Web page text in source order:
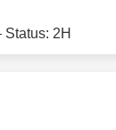
2H